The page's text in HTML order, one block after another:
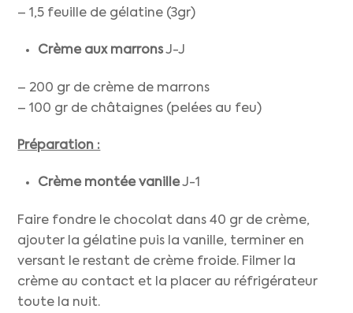
– 1,5 feuille de gélatine (3gr)
Crème aux marronsJ-J
– 200 gr de crème de marrons
– 100 gr de châtaignes (pelées au feu)
Préparation :
Crème montée vanilleJ-1
Faire fondre le chocolat dans 40 gr de crème,
ajouter la gélatine puis la vanille, terminer en
versant le restant de crème froide. Filmer la
crème au contact et la placer au réfrigérateur
toute la nuit.